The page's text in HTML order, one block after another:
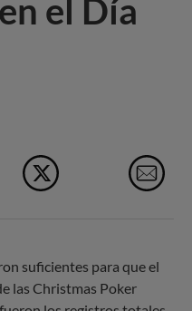
el Día
suficientes para que el
las Christmas Poker